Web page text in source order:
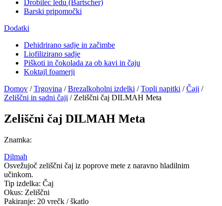
Drobilec ledu (Bartscher)
Barski pripomočki
Dodatki
Dehidrirano sadje in začimbe
Liofilizirano sadje
Piškoti in čokolada za ob kavi in čaju
Koktajl foamerji
Domov /Trgovina /Brezalkoholni izdelki /Topli napitki /Čaji /
Zeliščni in sadni čaji / Zeliščni čaj DILMAH Meta
Zeliščni čaj DILMAH Meta
Znamka:
Dilmah
Osvežujoč zeliščni čaj iz poprove mete z naravno hladilnim
učinkom.
Tip izdelka: Čaj
Okus: Zeliščni
Pakiranje: 20 vrečk / škatlo